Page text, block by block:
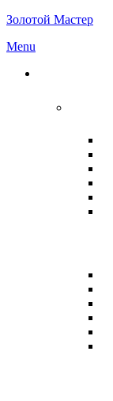
Золотой Мастер
Menu